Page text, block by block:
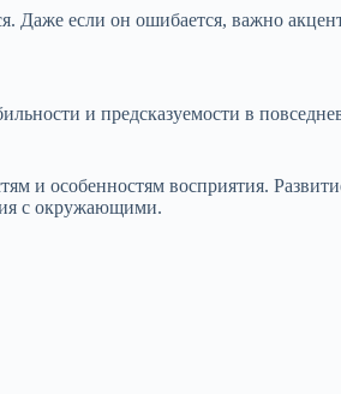
Даже если он ошибается, важно
и предсказуемости в
и особенностям восприятия.
с окружающими.